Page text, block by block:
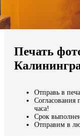
Мы доставляем по
Продолжить без
Печать
Отправь в
Согласования
часа!
Срок
Отправим в